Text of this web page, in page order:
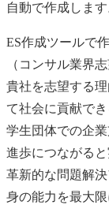
自動で作成します
ES作成ツールで
（コンサル業界
貴社を志望する
て社会に貢献で
学生団体での企
進歩につながる
革新的な問題解
身の能力を最大